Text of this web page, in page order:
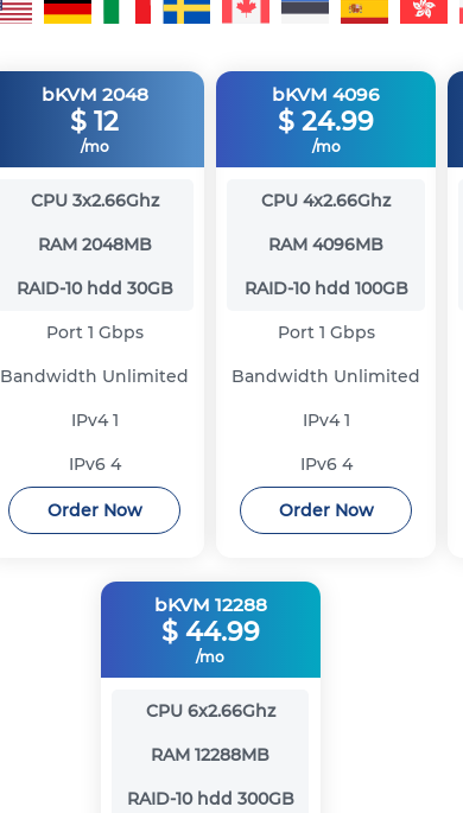
bKVM 2048
$ 12
/mo
CPU 3x2.66Ghz
RAM 2048MB
RAID-10 hdd 30GB
Port 1 Gbps
Bandwidth Unlimited
IPv41
IPv6 4
Order Now
bKVM 4096
$ 24.99
/mo
CPU 4x2.66Ghz
RAM 4096MB
RAID-10 hdd 100GB
Port 1 Gbps
Bandwidth Unlimited
IPv41
IPv6 4
Order Now
bKVM 12288
$ 44.99
/mo
CPU 6x2.66Ghz
RAM 12288MB
RAID-10 hdd 300GB